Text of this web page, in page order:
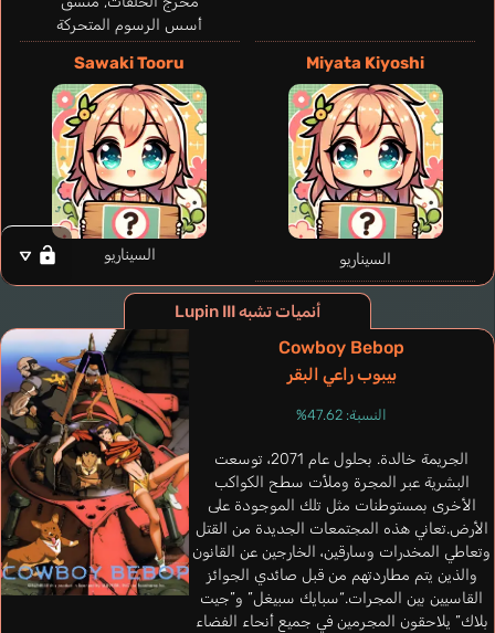
أسس الرسوم المتحركة
Miyata Kiyoshi
السيناريو
Sawaki Tooru
السيناريو
Txema
إسباني
Anselmo
إسباني
Mine Fujiko
Nikaido Yukiko
Lafond
Catherine
فرنسي
Ferrero Pilar
إسباني
Korompay
Alessandra
إيطالي
Ruff Michelle
إنجليزي
Vidale Piera
إيطالي
أنميات تشبه Lupin III
Cowboy Bebop
بيبوب راعي البقر
النسبة: 47.62%
الجريمة خالدة. بحلول عام 2071، توسعت
البشرية عبر المجرة وملأت سطح الكواكب
الأخرى بمستوطنات مثل تلك الموجودة على
الأرض.تعاني هذه المجتمعات الجديدة من القتل
وتعاطي المخدرات وسارقين، الخارجين عن القانون
والذين يتم مطاردتهم من قبل صائدي الجوائز
القاسيين بين المجرات.“سبايك سبيغل” و”جيت
بلاك” يلاحقون المجرمين في جميع أنحاء الفضاء